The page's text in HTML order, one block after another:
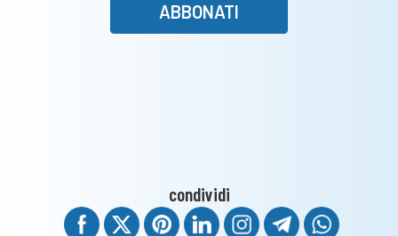
ABBONATI
condividi